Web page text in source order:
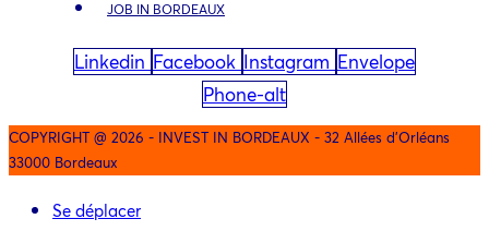
JOB IN BORDEAUX
Linkedin Facebook Instagram Envelope
Phone-alt
COPYRIGHT @ 2026 - INVEST IN BORDEAUX - 32 Allées d'Orléans
33000 Bordeaux
Se déplacer